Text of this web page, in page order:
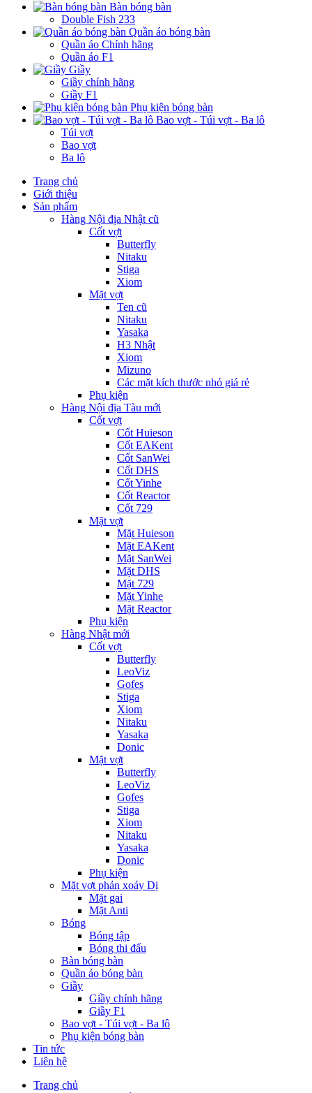
Bàn bóng bàn
Double Fish 233
Quần áo bóng bàn
Quần áo Chính hãng
Quần áo F1
Giầy
Giầy chính hãng
Giầy F1
Phụ kiện bóng bàn
Bao vợt - Túi vợt - Ba lô
Túi vợt
Bao vợt
Ba lô
Trang chủ
Giới thiệu
Sản phẩm
Hàng Nội địa Nhật cũ
Cốt vợt
Butterfly
Nitaku
Stiga
Xiom
Mặt vợt
Ten cũ
Nitaku
Yasaka
H3 Nhật
Xiom
Mizuno
Các mặt kích thước nhỏ giá rẻ
Phụ kiện
Hàng Nội địa Tàu mới
Cốt vợt
Cốt Huieson
Cốt EAKent
Cốt SanWei
Cốt DHS
Cốt Yinhe
Cốt Reactor
Cốt 729
Mặt vợt
Mặt Huieson
Mặt EAKent
Mặt SanWei
Mặt DHS
Mặt 729
Mặt Yinhe
Mặt Reactor
Phụ kiện
Hàng Nhật mới
Cốt vợt
Butterfly
LeoViz
Gofes
Stiga
Xiom
Nitaku
Yasaka
Donic
Mặt vợt
Butterfly
LeoViz
Gofes
Stiga
Xiom
Nitaku
Yasaka
Donic
Phụ kiện
Mặt vợt phản xoáy Dị
Mặt gai
Mặt Anti
Bóng
Bóng tập
Bóng thi đấu
Bàn bóng bàn
Quần áo bóng bàn
Giầy
Giầy chính hãng
Giầy F1
Bao vợt - Túi vợt - Ba lô
Phụ kiện bóng bàn
Tin tức
Liên hệ
Trang chủ